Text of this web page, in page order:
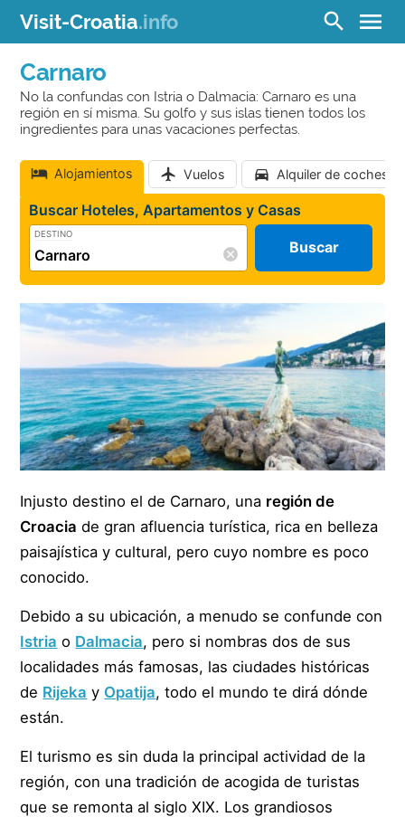
Visit-Croatia.info search menu
Carnaro
No la confundas con Istria o Dalmacia: Carnaro es una
región en sí misma. Su golfo y sus islas tienen todos los
ingredientes para unas vacaciones perfectas.
Alojamientos Vuelos Alquiler de coches
Buscar Hoteles, Apartamentos y Casas
DESTINO
Buscar
Injusto destino el de Carnaro, una región de
Croacia de gran afluencia turística, rica en belleza
paisajística y cultural, pero cuyo nombre es poco
conocido.
Debido a su ubicación, a menudo se confunde con
Istria o Dalmacia, pero si nombras dos de sus
localidades más famosas, las ciudades históricas
de Rijeka y Opatija, todo el mundo te dirá dónde
están.
El turismo es sin duda la principal actividad de la
región, con una tradición de acogida de turistas
que se remonta al siglo XIX. Los grandiosos